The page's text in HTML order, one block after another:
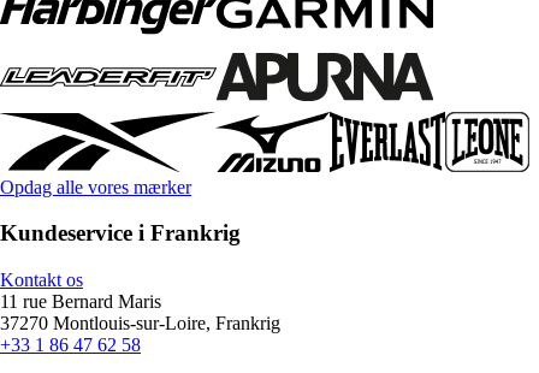
Opdag alle vores mærker
Kundeservice i Frankrig
Kontakt os
11 rue Bernard Maris
37270 Montlouis-sur-Loire, Frankrig
+33 1 86 47 62 58